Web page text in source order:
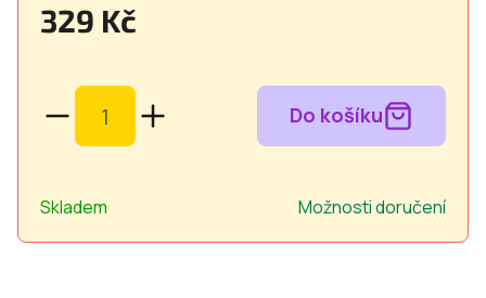
329 Kč
Skladem Možnosti doručení